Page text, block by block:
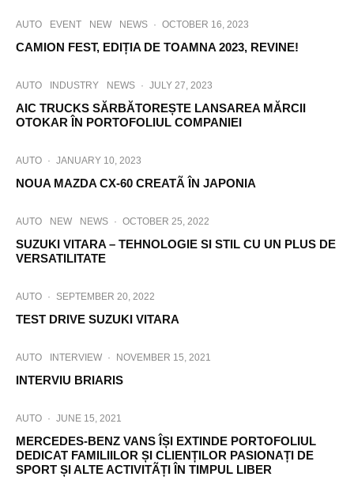
AUTO EVENT NEW NEWS · OCTOBER 16, 2023
CAMION FEST, EDIȚIA DE TOAMNA 2023, REVINE!
AUTO INDUSTRY NEWS · JULY 27, 2023
AIC TRUCKS SĂRBĂTOREȘTE LANSAREA MĂRCII
OTOKAR ÎN PORTOFOLIUL COMPANIEI
AUTO · JANUARY 10, 2023
NOUA MAZDA CX-60 CREATÃ ÎN JAPONIA
AUTO NEW NEWS · OCTOBER 25, 2022
SUZUKI VITARA – TEHNOLOGIE SI STIL CU UN PLUS DE
VERSATILITATE
AUTO · SEPTEMBER 20, 2022
TEST DRIVE SUZUKI VITARA
AUTO INTERVIEW · NOVEMBER 15, 2021
INTERVIU BRIARIS
AUTO · JUNE 15, 2021
MERCEDES-BENZ VANS ÎȘI EXTINDE PORTOFOLIUL
DEDICAT FAMILIILOR ȘI CLIENȚILOR PASIONAȚI DE
SPORT ȘI ALTE ACTIVITÃȚI ÎN TIMPUL LIBER